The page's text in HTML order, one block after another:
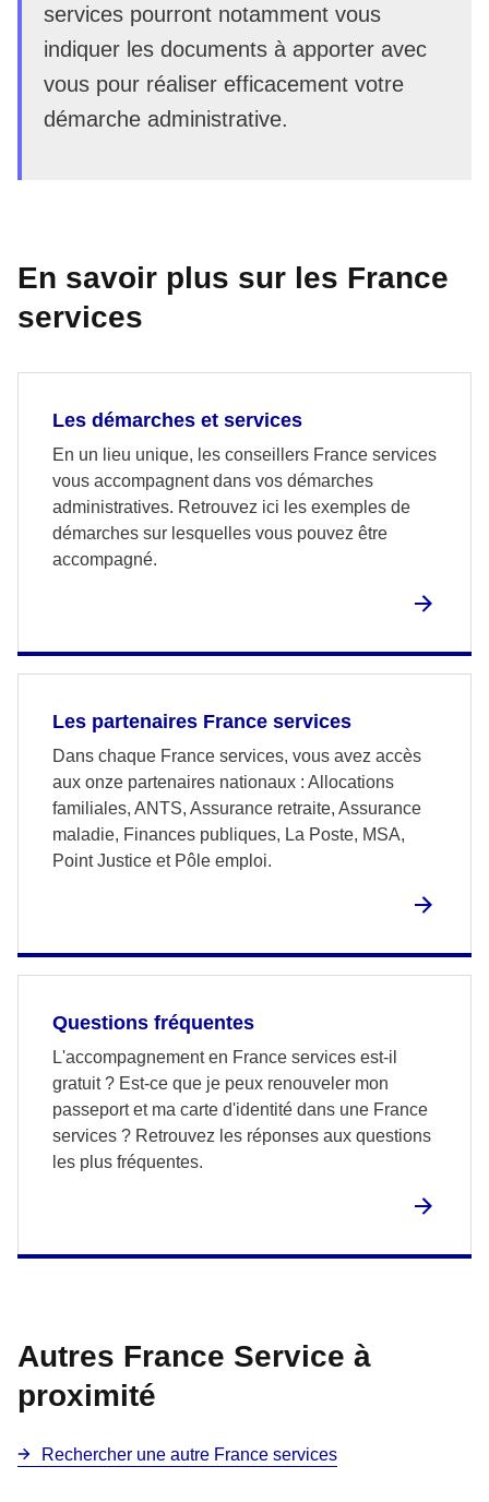
services pourront notamment vous
indiquer les documents à apporter avec
vous pour réaliser efficacement votre
démarche administrative.
En savoir plus sur les France
services
Les démarches et services
En un lieu unique, les conseillers France services
vous accompagnent dans vos démarches
administratives. Retrouvez ici les exemples de
démarches sur lesquelles vous pouvez être
accompagné.
Les partenaires France services
Dans chaque France services, vous avez accès
aux onze partenaires nationaux : Allocations
familiales, ANTS, Assurance retraite, Assurance
maladie, Finances publiques, La Poste, MSA,
Point Justice et Pôle emploi.
Questions fréquentes
L'accompagnement en France services est-il
gratuit ? Est-ce que je peux renouveler mon
passeport et ma carte d'identité dans une France
services ? Retrouvez les réponses aux questions
les plus fréquentes.
Autres France Service à
proximité
Rechercher une autre France services